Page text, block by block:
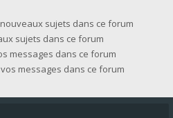
sujets dans ce forum
sujets dans ce forum
messages dans ce forum
messages dans ce forum